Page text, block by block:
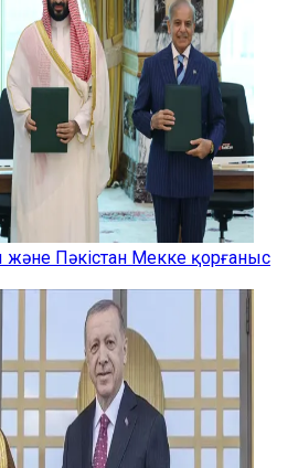
және Пәкістан Мекке қорғаныс